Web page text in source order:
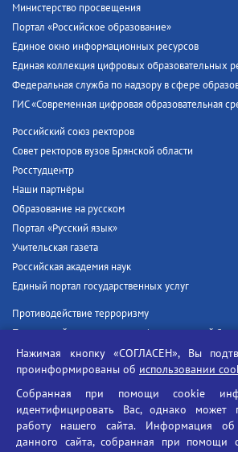
Министерство просвещения
Портал «Российское образование»
Единое окно информационных ресурсов
Единая коллекция цифровых образовательных
Федеральная служба по надзору в сфере
ГИС «Современная цифровая образовательная
Российский союз ректоров
Совет ректоров вузов Брянской области
Росстудцентр
Наши партнёры
Образование на русском
Портал «Русский язык»
Учительская газета
Российская академия наук
Единый портал государственных услуг
Противодействие терроризму
Противодействие угрозам информационной
Социальные ролики - Генеральная прокуратура
Противодействие коррупции
БГУ против наркотиков
Брянский государственный
имени академика И.Г.
Нажимая кнопку «СОГЛАСЕН», Вы
проинформированы об использовании
Собранная при помощи cookie
идентифицировать Вас, однако может
работу нашего сайта. Информация об
данного сайта, собранная при помощи